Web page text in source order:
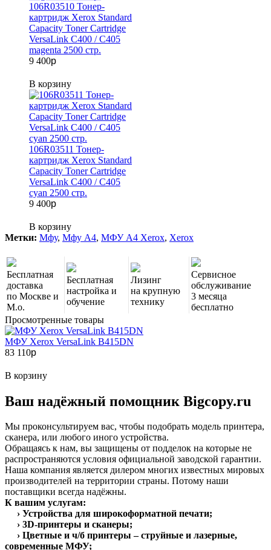
106R03510 Тонер-
картридж Xerox Standard
Capacity Toner Cartridge
VersaLink C400 / C405
magenta 2500 стр.
9 400p
В корзину
106R03511 Тонер-
картридж Xerox Standard
Capacity Toner Cartridge
VersaLink C400 / C405
cyan 2500 стр.
9 400p
В корзину
Метки: Мфу, Мфу A4, МФУ A4 Xerox, Xerox
Бесплатная
доставка
по Москве и
М.о.
Бесплатная
настройка и
обучение
Лизинг
на крупную
технику
Сервисное
обслуживание
3 месяца
бесплатно
Просмотренные товары
МФУ Xerox VersaLink B415DN
83 110p
В корзину
Ваш надёжный помощник Bigcopy.ru
Мы проконсультируем вас, чтобы подобрать модель принтера,
сканера, или любого иного устройства.
Обращаясь к нам, вы защищены от подделок на которые не
распространяются условия официальной заводской гарантии.
Наша компания является дилером многих известных мировых
производителей на территории страны. Потому наши
поставщики всегда надёжны.
К вашим услугам:
› Устройства для широкоформатной печати;
› 3D-принтеры и сканеры;
› Цветные и ч/б принтеры – струйные и лазерные,
современные МФУ;